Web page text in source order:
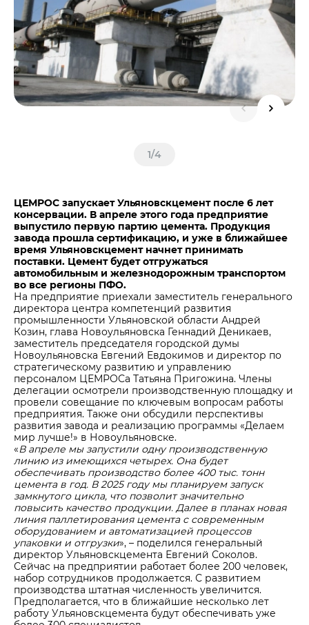
1/4
ЦЕМРОС запускает Ульяновскцемент после 6 лет
консервации. В апреле этого года предприятие
выпустило первую партию цемента. Продукция
завода прошла сертификацию, и уже в ближайшее
время Ульяновскцемент начнет принимать
поставки. Цемент будет отгружаться
автомобильным и железнодорожным транспортом
во все регионы ПФО.
На предприятие приехали заместитель генерального
директора центра компетенций развития
промышленности Ульяновской области Андрей
Козин, глава Новоульяновска Геннадий Деникаев,
заместитель председателя городской думы
Новоульяновска Евгений Евдокимов и директор по
стратегическому развитию и управлению
персоналом ЦЕМРОСа Татьяна Пригожина. Члены
делегации осмотрели производственную площадку и
провели совещание по ключевым вопросам работы
предприятия. Также они обсудили перспективы
развития завода и реализацию программы «Делаем
мир лучше!» в Новоульяновске.
«В апреле мы запустили одну производственную
линию из имеющихся четырех. Она будет
обеспечивать производство более 400 тыс. тонн
цемента в год. В 2025 году мы планируем запуск
замкнутого цикла, что позволит значительно
повысить качество продукции. Далее в планах новая
линия паллетирования цемента с современным
оборудованием и автоматизацией процессов
упаковки и отгрузки», – поделился генеральный
директор Ульяновскцемента Евгений Соколов.
Сейчас на предприятии работает более 200 человек,
набор сотрудников продолжается. С развитием
производства штатная численность увеличится.
Предполагается, что в ближайшие несколько лет
работу Ульяновскцемента будут обеспечивать уже
Центры дистрибуции
Реализация ТМЦ и непрофильных активов
Политика в области закупок
В помощь поставщику
Не только цемент
Люди ЦЕМРОСа
Технологии и тренды
Издание для клиентов
Аналитика цементной отрасли
Контакты для СМИ
Служба доверия